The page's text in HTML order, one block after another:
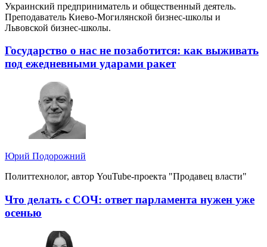
Украинский предприниматель и общественный деятель.
Преподаватель Киево-Могилянской бизнес-школы и
Львовской бизнес-школы.
Государство о нас не позаботится: как выживать
под ежедневными ударами ракет
Юрий Подорожний
Политтехнолог, автор YouTube-проекта "Продавец власти"
Что делать с СОЧ: ответ парламента нужен уже
осенью